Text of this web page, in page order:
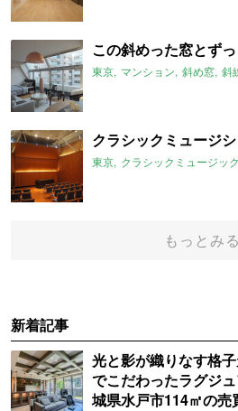
この斜めった窓とずっ
東京 マンション 斜め窓 斜
クラシックミュージ
東京 クラシックミュージック
もっとみる
新着記事
光と影が織りなす格
でこだわったラグジ
城県水戸市114㎡の売